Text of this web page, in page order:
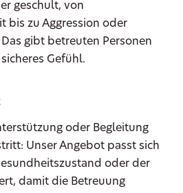
geschult, von
bis zu Aggression oder
gibt betreuten Personen
Gefühl.
oder Begleitung
Unser Angebot passt sich
oder der
damit die Betreuung